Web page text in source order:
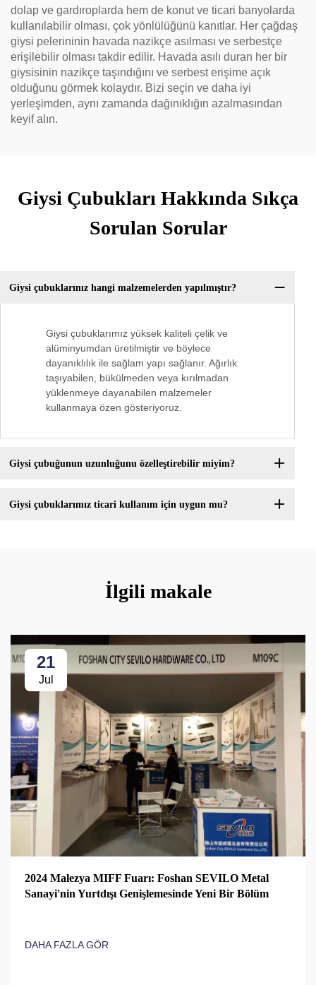
dolap ve gardıroplarda hem de konut ve ticari banyolarda
kullanılabilir olması, çok yönlülüğünü kanıtlar. Her çağdaş
giysi pelerininin havada nazikçe asılması ve serbestçe
erişilebilir olması takdir edilir. Havada asılı duran her bir
giysisinin nazikçe taşındığını ve serbest erişime açık
olduğunu görmek kolaydır. Bizi seçin ve daha iyi
yerleşimden, aynı zamanda dağınıklığın azalmasından
keyif alın.
Giysi Çubukları Hakkında Sıkça
Sorulan Sorular
Giysi çubuklarınız hangi malzemelerden yapılmıştır?
Giysi çubuklarımız yüksek kaliteli çelik ve
alüminyumdan üretilmiştir ve böylece
dayanıklılık ile sağlam yapı sağlanır. Ağırlık
taşıyabilen, bükülmeden veya kırılmadan
yüklenmeye dayanabilen malzemeler
kullanmaya özen gösteriyoruz.
Giysi çubuğunun uzunluğunu özelleştirebilir miyim?
Giysi çubuklarımız ticari kullanım için uygun mu?
İlgili makale
21
Jul
2024 Malezya MIFF Fuarı: Foshan SEVILO Metal
Sanayi'nin Yurtdışı Genişlemesinde Yeni Bir Bölüm
DAHA FAZLA GÖR